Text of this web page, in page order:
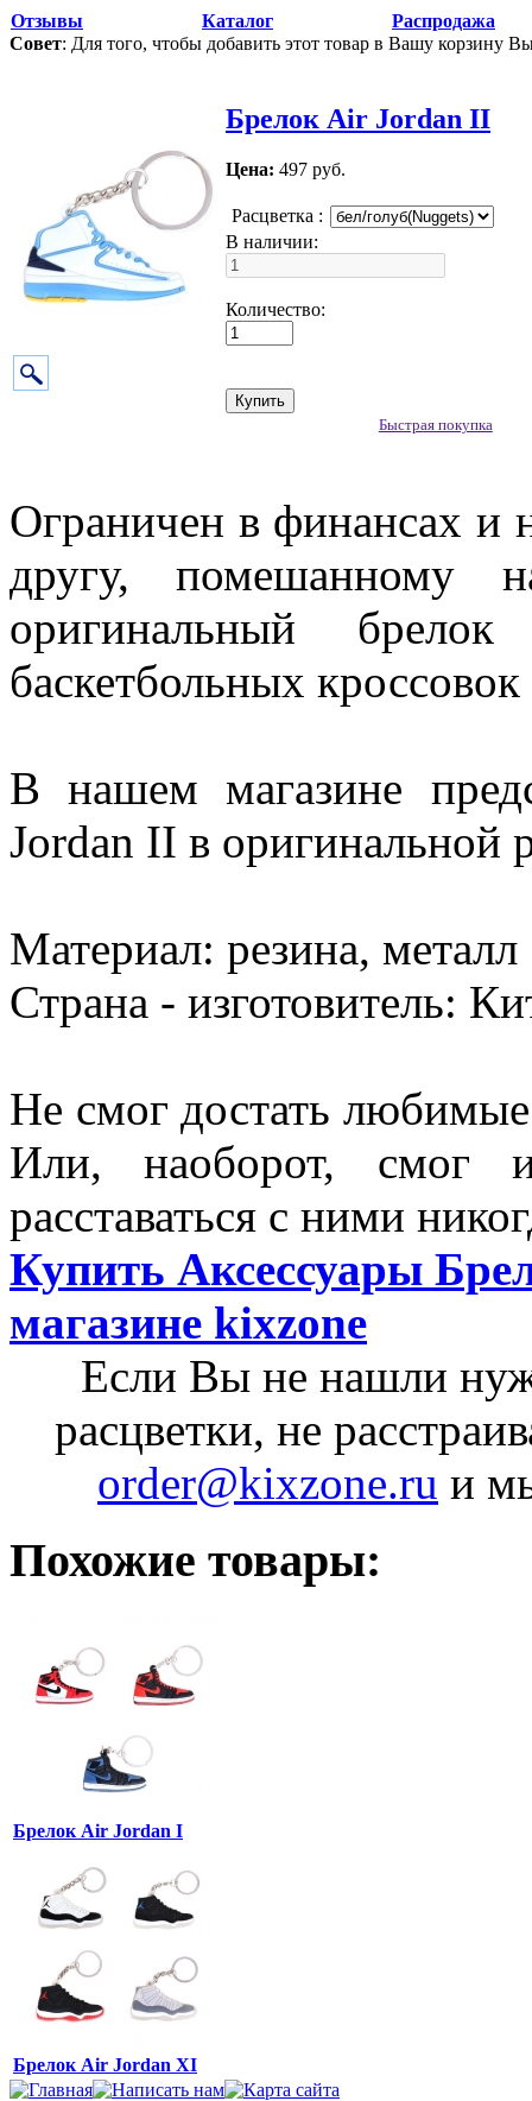
Отзывы Каталог
Распродажа
Совет: Для того, чтобы добавить этот товар в Вашу корзину
Брелок Air Jordan II
Цена: 497 руб.
Расцветка :
В наличии:
Количество:
Быстрая покупка
Ограничен в финансах и
другу, помешанному
оригинальный
баскетбольных
В нашем магазине
Jordan II в оригинальной
Материал: резина, металл
Страна - изготовитель:
Не смог достать любимые
Или, наоборот, смог
расставаться с ними
Купить Аксессуары
магазине kixzone
Если Вы не нашли
расцветки, не
order@kixzone.ru и
Похожие товары:
Брелок Air Jordan I
Брелок Air Jordan XI